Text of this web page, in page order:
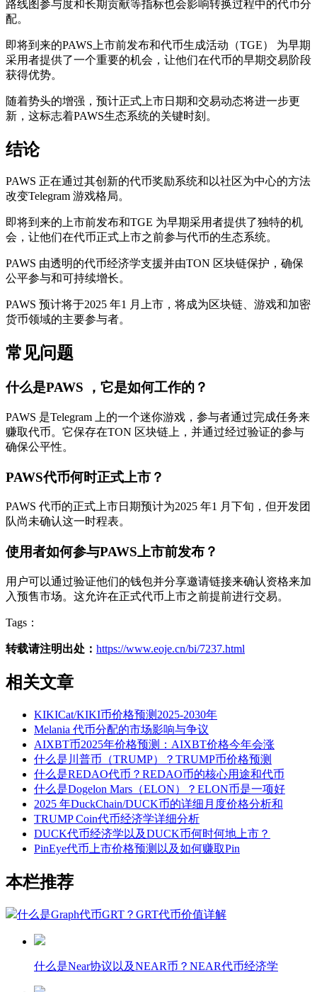
路线图参与度和长期贡献等指标也会影响转换过程中的代币分
配。
即将到来的PAWS上市前发布和代币生成活动（TGE） 为早期
采用者提供了一个重要的机会，让他们在代币的早期交易阶段
获得优势。
随着势头的增强，预计正式上市日期和交易动态将进一步更
新，这标志着PAWS生态系统的关键时刻。
结论
PAWS 正在通过其创新的代币奖励系统和以社区为中心的方法
改变Telegram 游戏格局。
即将到来的上市前发布和TGE 为早期采用者提供了独特的机
会，让他们在代币正式上市之前参与代币的生态系统。
PAWS 由透明的代币经济学支援并由TON 区块链保护，确保
公平参与和可持续增长。
PAWS 预计将于2025 年1 月上市，将成为区块链、游戏和加密
货币领域的主要参与者。
常见问题
什么是PAWS ，它是如何工作的？
PAWS 是Telegram 上的一个迷你游戏，参与者通过完成任务来
赚取代币。它保存在TON 区块链上，并通过经过验证的参与
确保公平性。
PAWS代币何时正式上市？
PAWS 代币的正式上市日期预计为2025 年1 月下旬，但开发团
队尚未确认这一时程表。
使用者如何参与PAWS上市前发布？
用户可以通过验证他们的钱包并分享邀请链接来确认资格来加
入预售市场。这允许在正式代币上市之前提前进行交易。
Tags：
转载请注明出处： https://www.eoje.cn/bi/7237.html
相关文章
KIKICat/KIKI币价格预测2025-2030年
Melania 代币分配的市场影响与争议
AIXBT币2025年价格预测：AIXBT价格今年会涨
什么是川普币（TRUMP）？TRUMP币价格预测
什么是REDAO代币？REDAO币的核心用途和代币
什么是Dogelon Mars（ELON）？ELON币是一项好
2025 年DuckChain/DUCK币的详细月度价格分析和
TRUMP Coin代币经济学详细分析
DUCK代币经济学以及DUCK币何时何地上市？
PinEye代币上市价格预测以及如何赚取Pin
本栏推荐
什么是Graph代币GRT？GRT代币价值详解
什么是Near协议以及NEAR币？NEAR代币经济学